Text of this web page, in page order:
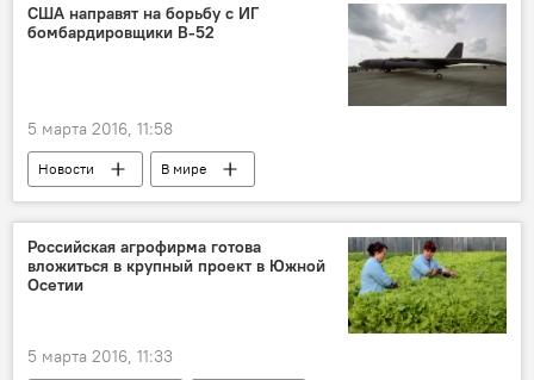
США направят на борьбу с ИГ
бомбардировщики В-52
5 марта 2016, 11:58
Новости В мире
Российская агрофирма готова
вложиться в крупный проект в Южной
Осетии
5 марта 2016, 11:33